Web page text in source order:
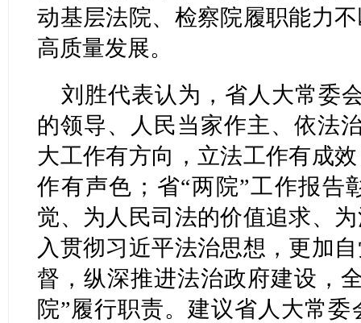
动基层法院、检察院履职能力
高质量发展。
刘胜代表认为，省人大常委
的领导、人民当家作主、依法
大工作有方向，立法工作有成
作有声色；省“两院”工作报告
觉、为人民司法的价值追求、
入贯彻习近平法治思想，更加
督，纵深推进法治政府建设，
院”履行职责。建议省人大常